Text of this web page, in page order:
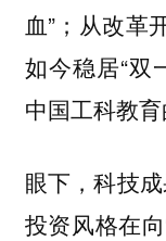
血”；从改革
如今稳居“
中国工科教育
眼下，科技
投资风格在